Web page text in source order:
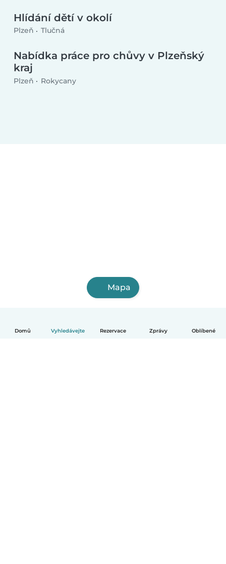
Domů Vyhledávejte Rezervace Zprávy Oblíbené
Hlídání dětí v okolí
Plzeň Tlučná
Nabídka práce pro chůvy v Plzeňský
kraj
Plzeň Rokycany
Mapa